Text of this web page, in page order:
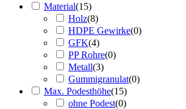
Material(15)
Holz(8)
HDPE Gewirke(0)
GFK(4)
PP Rohre(0)
Metall(3)
Gummigranulat(0)
Max. Podesthöhe(15)
ohne Podest(0)